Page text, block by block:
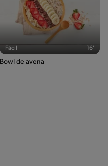
Fácil 16'
Bowl de avena